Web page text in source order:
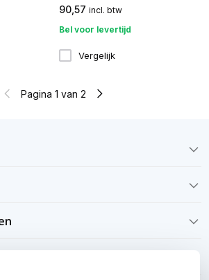
90,57 incl. btw
Bel voor levertijd
Vergelijk
Pagina 1 van 2